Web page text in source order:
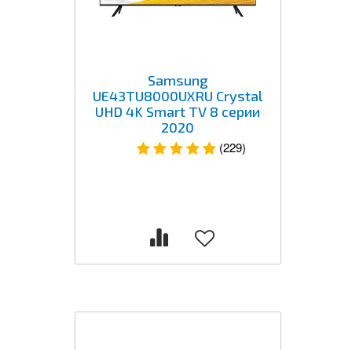
Samsung
UE43TU8000UXRU Crystal
UHD 4K Smart TV 8 серии
2020
(229)